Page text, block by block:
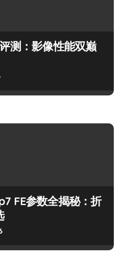
测：影像性能双巅
FE参数全揭秘：折